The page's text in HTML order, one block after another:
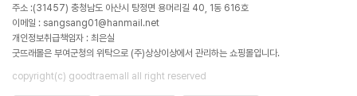
주소 :(31457) 충청남도 아산시 탕정면 용머리길 40, 1동 616호
이메일 : sangsang01@hanmail.net
개인정보취급책임자 : 최은실
굿뜨래몰은 부여군청의 위탁으로 (주)상상이상에서 관리하는 쇼핑몰입니다.
copyright(c) goodtraemall all right reserved